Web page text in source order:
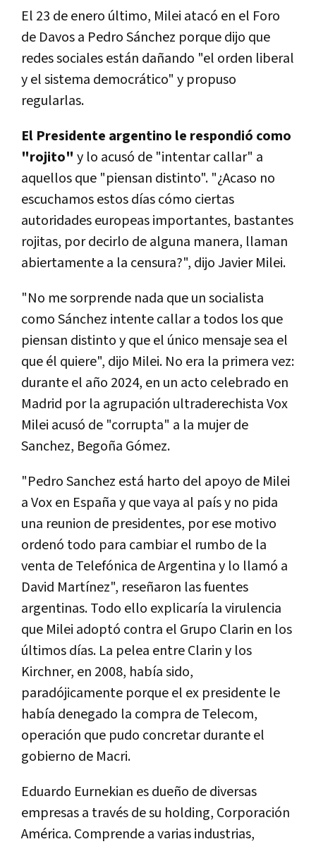
El 23 de enero último, Milei atacó en el Foro
de Davos a Pedro Sánchez porque dijo que
redes sociales están dañando "el orden liberal
y el sistema democrático" y propuso
regularlas.
El Presidente argentino le respondió como
"rojito" y lo acusó de "intentar callar" a
aquellos que "piensan distinto". "¿Acaso no
escuchamos estos días cómo ciertas
autoridades europeas importantes, bastantes
rojitas, por decirlo de alguna manera, llaman
abiertamente a la censura?", dijo Javier Milei.
"No me sorprende nada que un socialista
como Sánchez intente callar a todos los que
piensan distinto y que el único mensaje sea el
que él quiere", dijo Milei. No era la primera vez:
durante el año 2024, en un acto celebrado en
Madrid por la agrupación ultraderechista Vox
Milei acusó de "corrupta" a la mujer de
Sanchez, Begoña Gómez.
"Pedro Sanchez está harto del apoyo de Milei
a Vox en España y que vaya al país y no pida
una reunion de presidentes, por ese motivo
ordenó todo para cambiar el rumbo de la
venta de Telefónica de Argentina y lo llamó a
David Martínez", reseñaron las fuentes
argentinas. Todo ello explicaría la virulencia
que Milei adoptó contra el Grupo Clarin en los
últimos días. La pelea entre Clarin y los
Kirchner, en 2008, había sido,
paradójicamente porque el ex presidente le
había denegado la compra de Telecom,
operación que pudo concretar durante el
gobierno de Macri.
Eduardo Eurnekian es dueño de diversas
empresas a través de su holding, Corporación
América. Comprende a varias industrias,